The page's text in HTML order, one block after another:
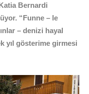
Bernardi
“Funne – le
– denizi hayal
yıl gösterime girmesi